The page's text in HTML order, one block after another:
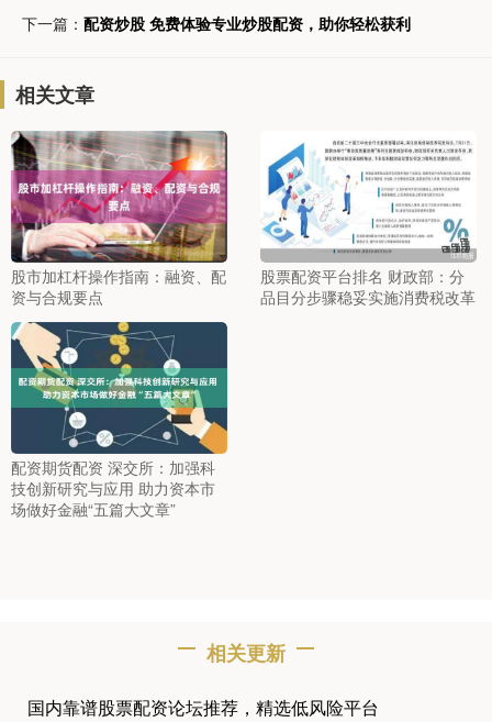
下一篇： 配资炒股 免费体验专业炒股配资，助你轻松获利
相关文章
股市加杠杆操作指南：融资、配
资与合规要点
股票配资平台排名 财政部：分
品目分步骤稳妥实施消费税改革
配资期货配资 深交所：加强科
技创新研究与应用 助力资本市
场做好金融“五篇大文章”
相关更新
国内靠谱股票配资论坛推荐，精选低风险平台